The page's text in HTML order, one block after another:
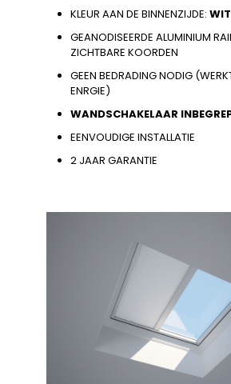
KLEUR AAN DE BINNENZIJDE: WIT
GEANODISEERDE ALUMINIUM
ZICHTBARE KOORDEN
GEEN BEDRADING NODIG
ENRGIE)
WANDSCHAKELAAR
EENVOUDIGE INSTALLATIE
2 JAAR GARANTIE